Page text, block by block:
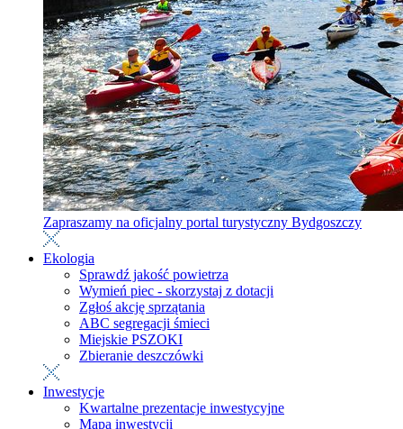
Zapraszamy na oficjalny portal turystyczny Bydgoszczy
Ekologia
Sprawdź jakość powietrza
Wymień piec - skorzystaj z dotacji
Zgłoś akcję sprzątania
ABC segregacji śmieci
Miejskie PSZOKI
Zbieranie deszczówki
Inwestycje
Kwartalne prezentacje inwestycyjne
Mapa inwestycji